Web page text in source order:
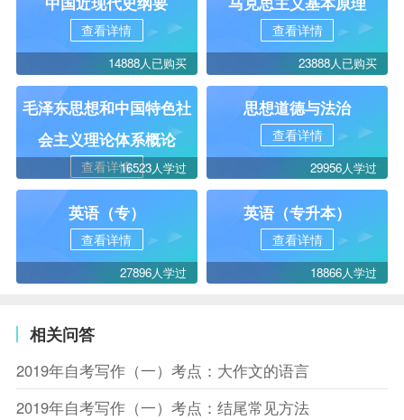
查看详情
14888人已购买
查看详情
23888人已购买
毛泽东思想和中国特色社
会主义理论体系概论
查看详情16523人学过
思想道德与法治
查看详情
29956人学过
英语（专）
查看详情
27896人学过
英语（专升本）
查看详情
18866人学过
相关问答
2019年自考写作（一）考点：大作文的语言
2019年自考写作（一）考点：结尾常见方法